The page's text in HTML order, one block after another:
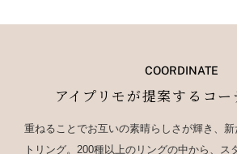
COORDINATE
アイプリモが提案するコー
重ねることでお互いの素晴らしさが輝き、
トリング。200種以上のリングの中から、ス